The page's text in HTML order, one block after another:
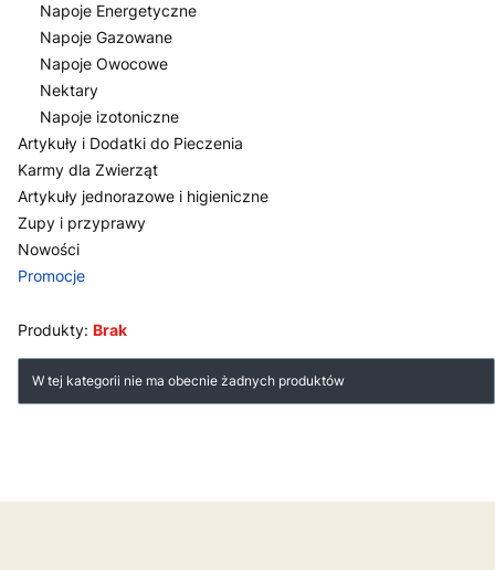
Napoje Energetyczne
Napoje Gazowane
Napoje Owocowe
Nektary
Napoje izotoniczne
Artykuły i Dodatki do Pieczenia
Karmy dla Zwierząt
Artykuły jednorazowe i higieniczne
Zupy i przyprawy
Nowości
Promocje
Produkty: Brak
Lista produktów
W tej kategorii nie ma obecnie żadnych produktów